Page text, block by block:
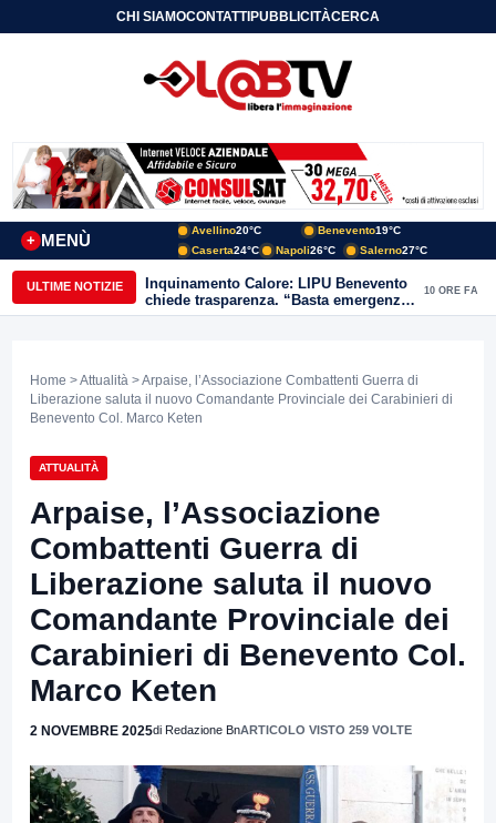
CHI SIAMOCONTATTIPUBBLICITÀCERCA
MENÙ
+
Avellino20°C Benevento19°C
Caserta24°C Napoli26°C Salerno27°C
ULTIME NOTIZIE
Inquinamento Calore: LIPU Benevento
chiede trasparenza. “Basta emergenze:
non possiamo continuare a trattare i
10 ORE FA
Home >Attualità > Arpaise, l’Associazione Combattenti Guerra di
Liberazione saluta il nuovo Comandante Provinciale dei Carabinieri di
Benevento Col. Marco Keten
ATTUALITÀ
Arpaise, l’Associazione
Combattenti Guerra di
Liberazione saluta il nuovo
Comandante Provinciale dei
Carabinieri di Benevento Col.
Marco Keten
2 NOVEMBRE 2025di Redazione BnARTICOLO VISTO 259 VOLTE